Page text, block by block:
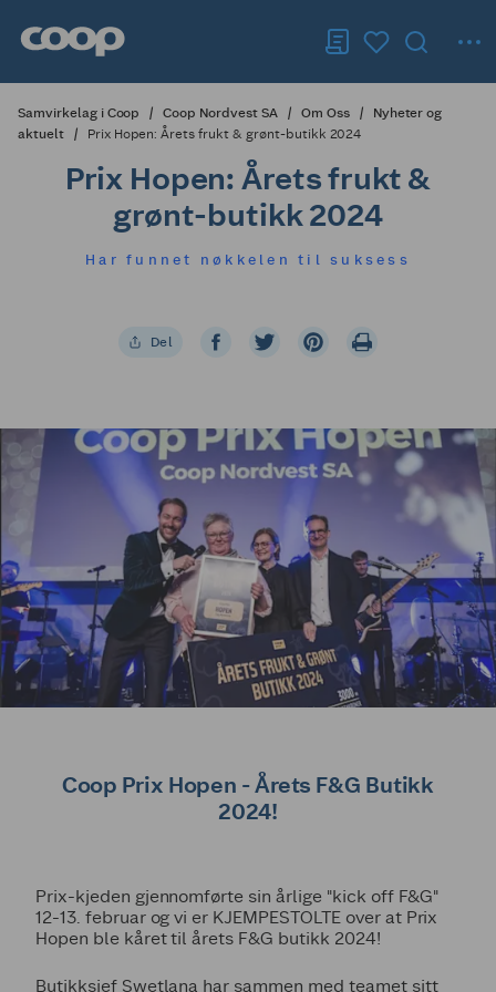
Samvirkelag i Coop Coop Nordvest SA Om Oss
Nyheter og
aktuelt
Prix Hopen: Årets frukt & grønt-butikk 2024
Prix Hopen: Årets frukt &
grønt-butikk 2024
Har funnet nøkkelen til suksess
Del
Coop Prix Hopen - Årets F&G Butikk
2024!
Prix-kjeden gjennomførte sin årlige "kick off F&G"
12-13. februar og vi er KJEMPESTOLTE over at Prix
Hopen ble kåret til årets F&G butikk 2024!
Butikksjef Swetlana har sammen med teamet sitt